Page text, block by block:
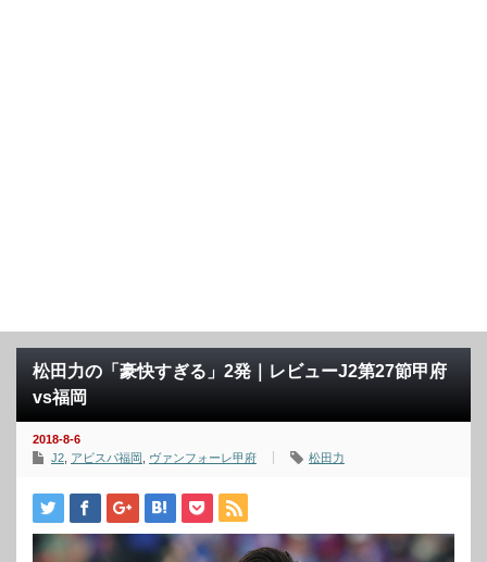
松田力の「豪快すぎる」2発｜レビューJ2第27節甲府
vs福岡
2018-8-6
J2 アビスパ福岡 ヴァンフォーレ甲府 松田力